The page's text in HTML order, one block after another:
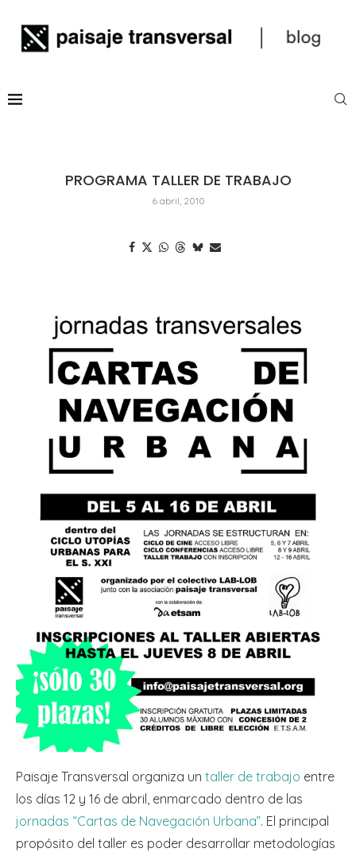
PROGRAMA TALLER DE TRABAJO
6 abril, 2010
Paisaje Transversal organiza un taller de trabajo entre
los días 12 y 16 de abril, enmarcado dentro de las
jornadas “Cartas de Navegación Urbana”. El principal
propósito del taller es poder desarrollar metodologías